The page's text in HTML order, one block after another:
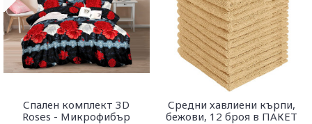
Спален комплект 3D
Roses - Mикрофибър
Средни хавлиени кърпи,
бежови, 12 броя в ПАКЕТ